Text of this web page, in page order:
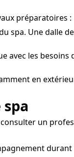
préparatoires :
spa. Une dalle
avec les besoins
en
un